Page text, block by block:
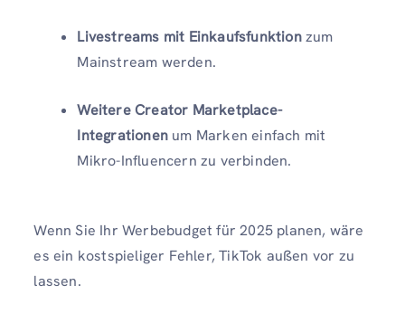
Livestreams mit Einkaufsfunktionzum
Mainstream werden.
Weitere Creator Marketplace-
Integrationen um Marken einfach mit
Mikro-Influencern zu verbinden.
Wenn Sie Ihr Werbebudget für 2025 planen, wäre
es ein kostspieliger Fehler, TikTok außen vor zu
lassen.